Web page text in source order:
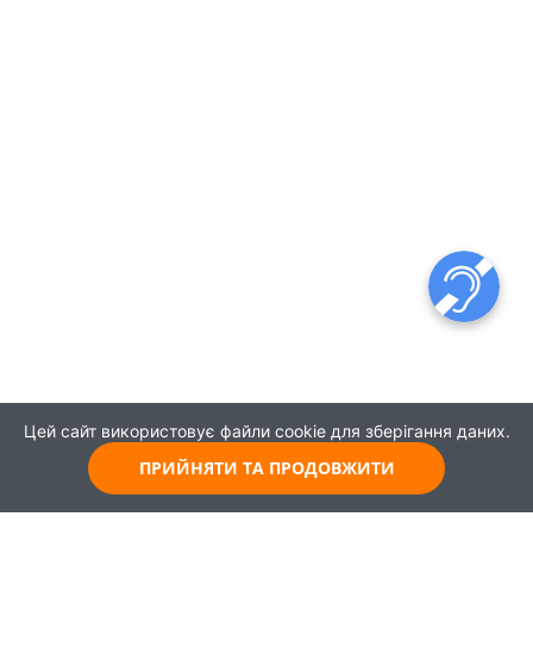
Цей сайт використовує файли cookie для зберігання даних.
ПРИЙНЯТИ ТА ПРОДОВЖИТИ